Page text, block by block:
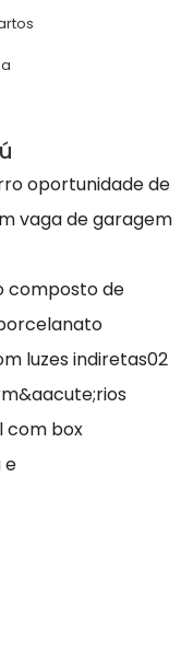
oportunidade de
vaga de garagem
composto de
luzes indiretas02
com box
e